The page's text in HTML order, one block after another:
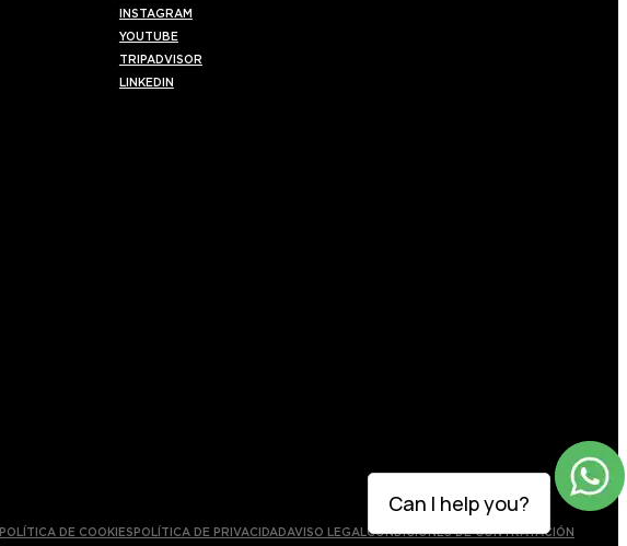
INSTAGRAM
YOUTUBE
TRIPADVISOR
LINKEDIN
POLÍTICA DE COOKIES POLÍTICA DE PRIVACIDADAVISO LEGALCONDICIONES DE CONTRATACIÓN
Can I help you?